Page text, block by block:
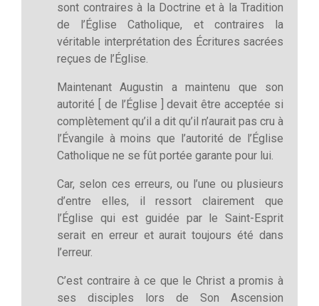
sont contraires à la Doctrine et à la Tradition
de l’Église Catholique, et contraires la
véritable interprétation des Écritures sacrées
reçues de l’Église.
Maintenant Augustin a maintenu que son
autorité [ de l’Église ] devait être acceptée si
complètement qu’il a dit qu’il n’aurait pas cru à
l’Évangile à moins que l’autorité de l’Église
Catholique ne se fût portée garante pour lui.
Car, selon ces erreurs, ou l’une ou plusieurs
d’entre elles, il ressort clairement que
l’Église qui est guidée par le Saint-Esprit
serait en erreur et aurait toujours été dans
l’erreur.
C’est contraire à ce que le Christ a promis à
ses disciples lors de Son Ascension